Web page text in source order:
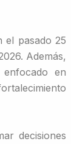
el pasado 25
Además,
en
decisiones